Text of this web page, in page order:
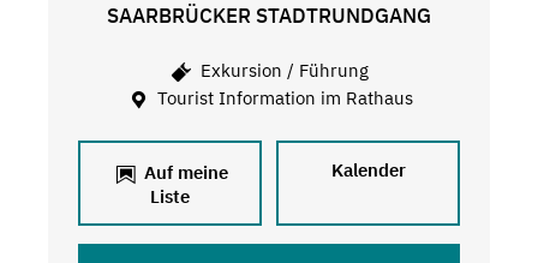
SAARBRÜCKER STADTRUNDGANG
Exkursion / Führung
Tourist Information im Rathaus
Auf meine
Liste
Kalender